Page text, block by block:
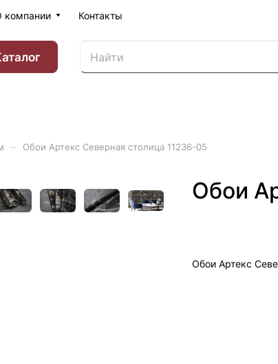
компании Контакты
Обои Артекс Северная столица 11236-05
Обои
Обои Артекс